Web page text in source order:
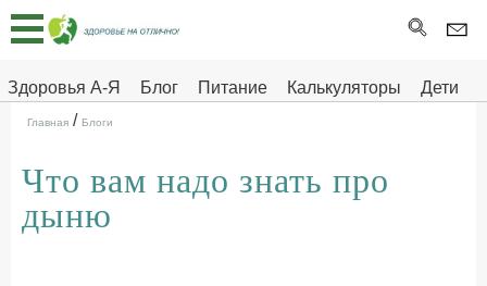
Здоровья А-Я Блог Питание Калькуляторы
Дети
Главная
Тесты
Про
ДЕТЯМ
Главная / Блоги
Что вам надо знать про
дыню